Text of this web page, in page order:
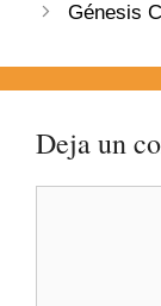
Génesis
Deja un